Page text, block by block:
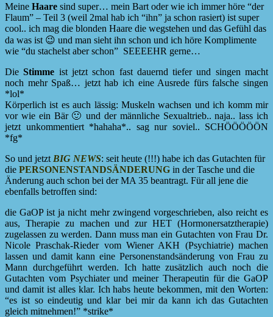
Meine Haare sind super… mein Bart oder wie ich immer höre “der
Flaum” – Teil 3 (weil 2mal hab ich “ihn” ja schon rasiert) ist super
cool.. ich mag die blonden Haare die wegstehen und das Gefühl das
da was ist 😉 und man sieht ihn schon und ich höre Komplimente
wie “du stachelst aber schon” SEEEEHR gerne…
DieStimme ist jetzt schon fast dauernd tiefer und singen macht
noch mehr Spaß… jetzt hab ich eine Ausrede fürs falsche singen
*lol*
Körperlich ist es auch lässig: Muskeln wachsen und ich komm mir
vor wie ein Bär 🙂 und der männliche Sexualtrieb.. naja.. lass ich
jetzt unkommentiert *hahaha*.. sag nur soviel.. SCHÖÖÖÖÖN
*fg*
So und jetzt BIG NEWS: seit heute (!!!) habe ich das Gutachten für
die PERSONENSTANDSÄNDERUNG in der Tasche und die
Änderung auch schon bei der MA 35 beantragt. Für all jene die
ebenfalls betroffen sind:
die GaOP ist ja nicht mehr zwingend vorgeschrieben, also reicht es
aus, Therapie zu machen und zur HET (Hormonersatztherapie)
zugelassen zu werden. Dann muss man ein Gutachten von Frau Dr.
Nicole Praschak-Rieder vom Wiener AKH (Psychiatrie) machen
lassen und damit kann eine Personenstandsänderung von Frau zu
Mann durchgeführt werden. Ich hatte zusätzlich auch noch die
Gutachten vom Psychiater und meiner Therapeutin für die GaOP
und damit ist alles klar. Ich habs heute bekommen, mit den Worten:
“es ist so eindeutig und klar bei mir da kann ich das Gutachten
gleich mitnehmen!” *strike*